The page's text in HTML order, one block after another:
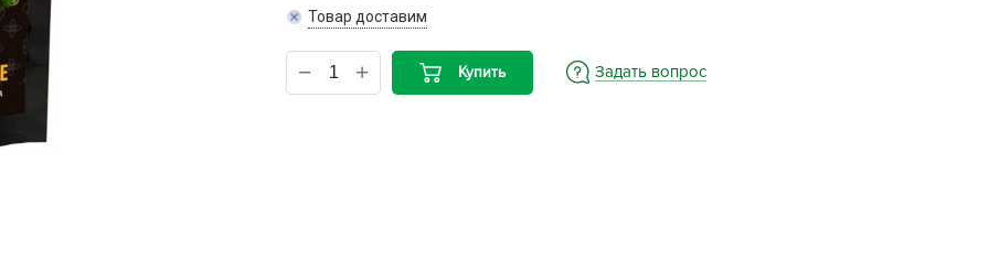
Bona Forte
Dacha Group
Товар доставим
Купить Задать вопрос